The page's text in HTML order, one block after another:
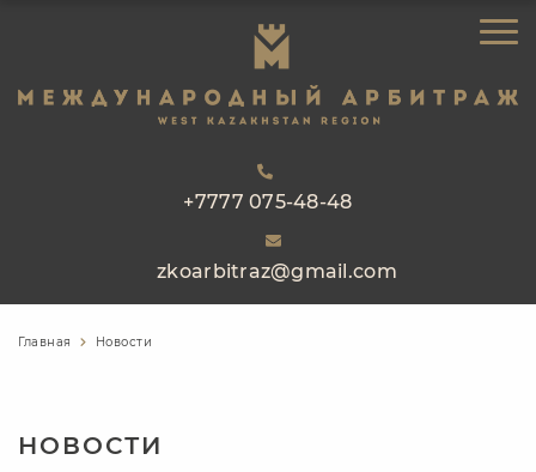
+7777 075-48-48
zkoarbitraz@gmail.com
ГЛАВНАЯ
ОБ АРБИТРАЖЕ
РЕЕСТР АРБИТРОВ
ПРАКТИКА
Главная Новости
НОВОСТИ